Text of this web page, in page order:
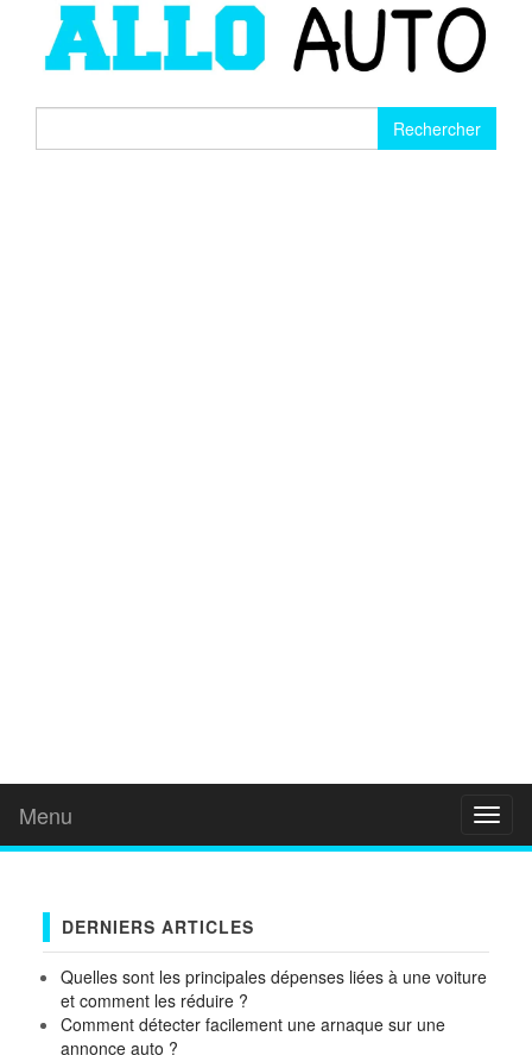
Menu
DERNIERS ARTICLES
Quelles sont les principales dépenses liées à une voiture
et comment les réduire ?
Comment détecter facilement une arnaque sur une
annonce auto ?